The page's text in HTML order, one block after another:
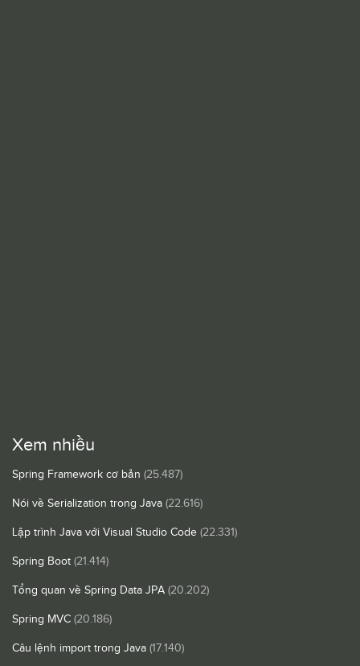
Xem nhiều
Spring Framework cơ bản (25.487)
Nói về Serialization trong Java (22.616)
Lập trình Java với Visual Studio Code (22.331)
Spring Boot (21.414)
Tổng quan về Spring Data JPA (20.202)
Spring MVC (20.186)
Câu lệnh import trong Java (17.140)